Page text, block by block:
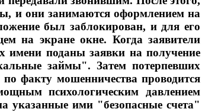
и они занимаются оформлением на
был заблокирован, и для его
на экране окне. Когда заявители
имени поданы заявки на получение
займы". Затем потерпевших
факту мошенничества проводится
психологическим давлением
указанные ими "безопасные счета"